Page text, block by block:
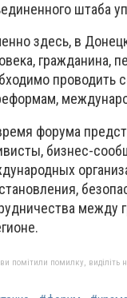
штаба
здесь, в
гражданина,
проводить
форума
бизнес-
между
помітили помилку, виділіть